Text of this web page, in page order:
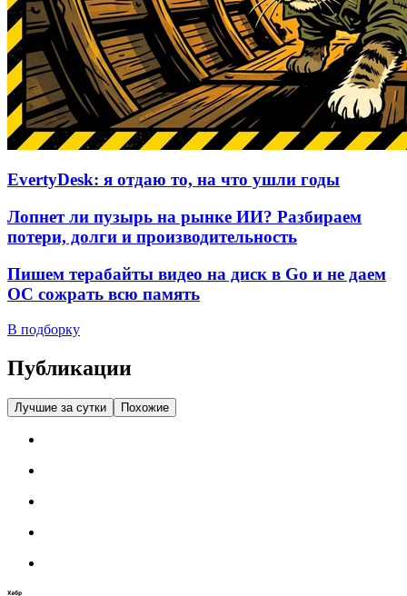
EvertyDesk: я отдаю то, на что ушли годы
Лопнет ли пузырь на рынке ИИ? Разбираем
потери, долги и производительность
Пишем терабайты видео на диск в Go и не даем
ОС сожрать всю память
В подборку
Публикации
Лучшие за сутки Похожие